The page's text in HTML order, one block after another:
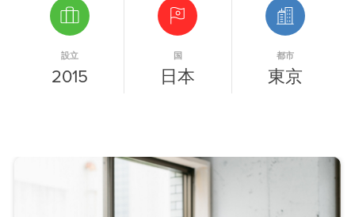
設立
2015
国
日本
都市
東京